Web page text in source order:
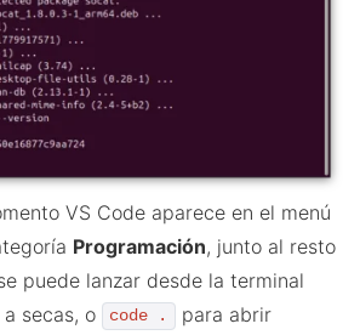
VS Code aparece en el menú
Programación, junto al resto
puede lanzar desde la terminal
a secas, o code .
para abrir